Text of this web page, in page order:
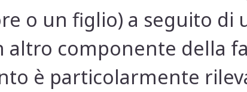
o un figlio) a seguito di
altro componente della
è particolarmente